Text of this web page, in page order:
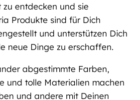
entdecken und sie
Produkte sind für Dich
und unterstützen Dich
neue Dinge zu erschaffen.
abgestimmte Farben,
und tolle Materialien machen
und andere mit Deinen